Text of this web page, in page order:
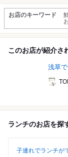
お店のキーワード
このお店が紹介さ
浅草
ランチのお店を探
子連れでランチが